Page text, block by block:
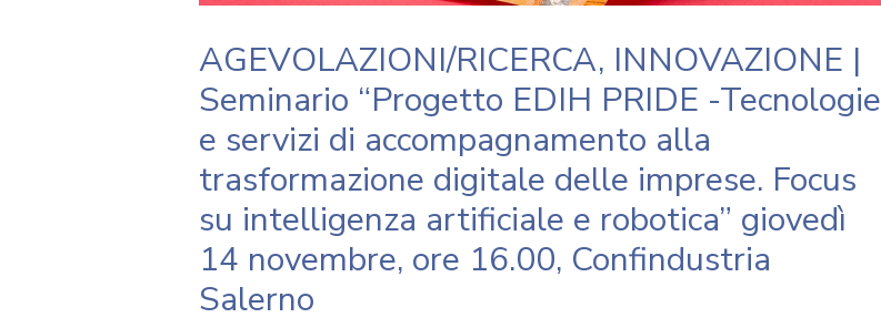
AGEVOLAZIONI/RICERCA, INNOVAZIONE |
Seminario “Progetto EDIH PRIDE -Tecnologie
e servizi di accompagnamento alla
trasformazione digitale delle imprese. Focus
su intelligenza artificiale e robotica” giovedì
14 novembre, ore 16.00, Confindustria
Salerno